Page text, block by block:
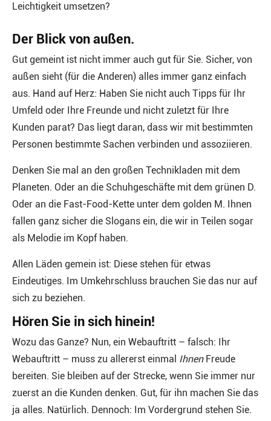
Leichtigkeit umsetzen?
Der Blick von außen.
Gut gemeint ist nicht immer auch gut für Sie. Sicher, von
außen sieht (für die Anderen) alles immer ganz einfach
aus. Hand auf Herz: Haben Sie nicht auch Tipps für Ihr
Umfeld oder Ihre Freunde und nicht zuletzt für Ihre
Kunden parat? Das liegt daran, dass wir mit bestimmten
Personen bestimmte Sachen verbinden und assoziieren.
Denken Sie mal an den großen Technikladen mit dem
Planeten. Oder an die Schuhgeschäfte mit dem grünen D.
Oder an die Fast-Food-Kette unter dem golden M. Ihnen
fallen ganz sicher die Slogans ein, die wir in Teilen sogar
als Melodie im Kopf haben.
Allen Läden gemein ist: Diese stehen für etwas
Eindeutiges. Im Umkehrschluss brauchen Sie das nur auf
sich zu beziehen.
Hören Sie in sich hinein!
Wozu das Ganze? Nun, ein Webauftritt – falsch: Ihr
Webauftritt – muss zu allererst einmal IhnenFreude
bereiten. Sie bleiben auf der Strecke, wenn Sie immer nur
zuerst an die Kunden denken. Gut, für ihn machen Sie das
ja alles. Natürlich. Dennoch: Im Vordergrund stehen Sie.